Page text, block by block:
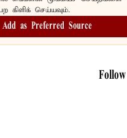
கிளிக் செய்யவும்.
Add as Preferred Source